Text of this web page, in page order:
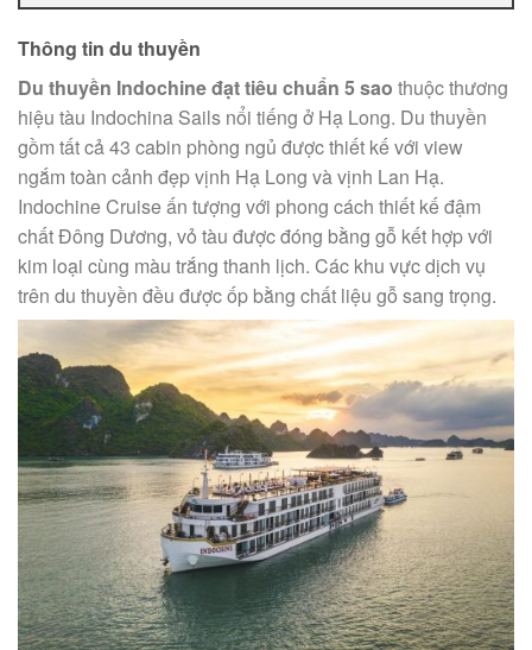
Thông tin du thuyền
Du thuyền Indochineđạt tiêu chuẩn 5 sao thuộc thương
hiệu tàu Indochina Sails nổi tiếng ở Hạ Long. Du thuyền
gồm tất cả 43 cabin phòng ngủ được thiết kế với view
ngắm toàn cảnh đẹp vịnh Hạ Long và vịnh Lan Hạ.
Indochine Cruise ấn tượng với phong cách thiết kế đậm
chất Đông Dương, vỏ tàu được đóng bằng gỗ kết hợp với
kim loại cùng màu trắng thanh lịch. Các khu vực dịch vụ
trên du thuyền đều được ốp bằng chất liệu gỗ sang trọng.